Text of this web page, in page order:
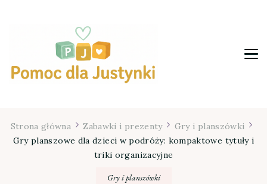
Strona główna Zabawki i prezenty
Gry i planszówki
Gry planszowe dla dzieci w podróży: kompaktowe tytuły i
triki organizacyjne
Gry i planszówki